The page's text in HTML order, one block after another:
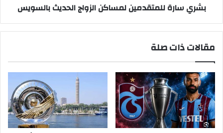
بشري سارة للمتقدمين لمساكن الزواج الحديث بالسويس
مقالات ذات صلة